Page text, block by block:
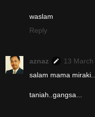
waslam
Reply
aznaz
13
salam mama
taniah..gangsa...